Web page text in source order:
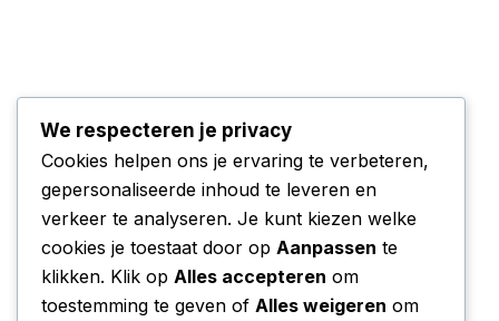
We respecteren je privacy
Cookies helpen ons je ervaring te verbeteren,
gepersonaliseerde inhoud te leveren en
verkeer te analyseren. Je kunt kiezen welke
cookies je toestaat door op Aanpassen te
klikken. Klik op Alles accepteren om
toestemming te geven of Alles weigeren om